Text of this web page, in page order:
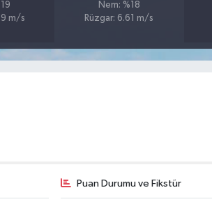
m/s
Nem: %18
Rüzgar: 6.61 m/s
Puan Durumu ve Fikstür